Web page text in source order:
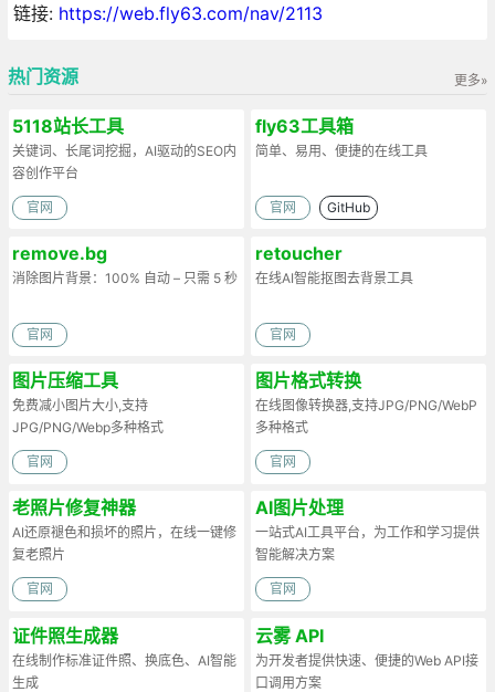
链接: https://web.fly63.com/nav/2113
更多»
热门资源
5118站长工具
关键词、长尾词挖掘，AI驱动的SEO内
容创作平台
官网
fly63工具箱
简单、易用、便捷的在线工具
官网 GitHub
remove.bg
消除图片背景：100% 自动 – 只需 5 秒
官网
retoucher
在线AI智能抠图去背景工具
官网
图片压缩工具
免费减小图片大小,支持
JPG/PNG/Webp多种格式
官网
图片格式转换
在线图像转换器,支持JPG/PNG/WebP
多种格式
官网
老照片修复神器
AI还原褪色和损坏的照片，在线一键修
复老照片
官网
AI图片处理
一站式AI工具平台，为工作和学习提供
智能解决方案
官网
证件照生成器
在线制作标准证件照、换底色、AI智能
生成
云雾 API
为开发者提供快速、便捷的Web API接
口调用方案